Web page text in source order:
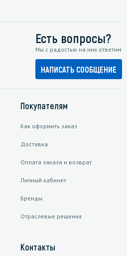
Есть вопросы?
Мы с радостью на них ответим
НАПИСАТЬ СООБЩЕНИЕ
Покупателям
Как оформить заказ
Доставка
Оплата заказа и возврат
Личный кабинет
Бренды
Отраслевые решения
Контакты